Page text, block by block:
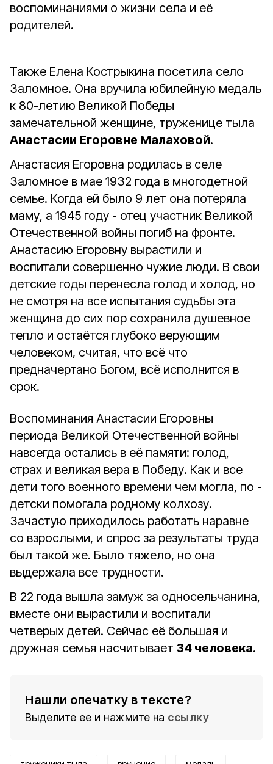
воспоминаниями о жизни села и её
родителей.
Также Елена Кострыкина посетила село
Заломное. Она вручила юбилейную медаль
к 80-летию Великой Победы
замечательной женщине, труженице тыла
Анастасии Егоровне Малаховой.
Анастасия Егоровна родилась в селе
Заломное в мае 1932 года в многодетной
семье. Когда ей было 9 лет она потеряла
маму, а 1945 году - отец участник Великой
Отечественной войны погиб на фронте.
Анастасию Егоровну вырастили и
воспитали совершенно чужие люди. В свои
детские годы перенесла голод и холод, но
не смотря на все испытания судьбы эта
женщина до сих пор сохранила душевное
тепло и остаётся глубоко верующим
человеком, считая, что всё что
предначертано Богом, всё исполнится в
срок.
Воспоминания Анастасии Егоровны
периода Великой Отечественной войны
навсегда остались в её памяти: голод,
страх и великая вера в Победу. Как и все
дети того военного времени чем могла, по -
детски помогала родному колхозу.
Зачастую приходилось работать наравне
со взрослыми, и спрос за результаты труда
был такой же. Было тяжело, но она
выдержала все трудности.
В 22 года вышла замуж за односельчанина,
вместе они вырастили и воспитали
четверых детей. Сейчас её большая и
дружная семья насчитывает 34 человека.
Нашли опечатку в тексте?
Выделите ее и нажмите на ссылку